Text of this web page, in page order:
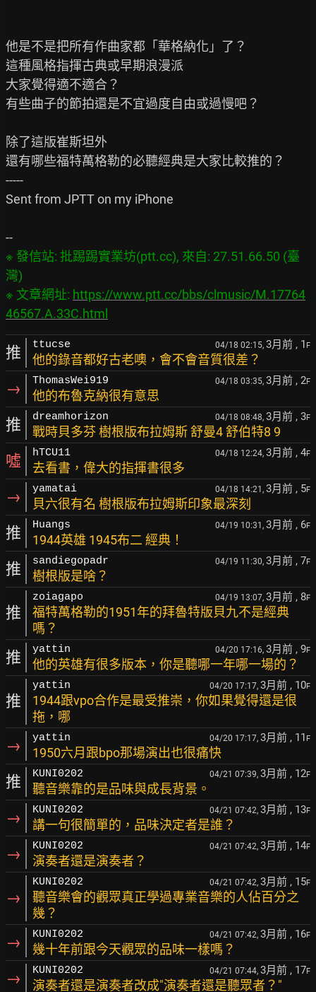
他是不是把所有作曲家都「華格納化」了？
這種風格指揮古典或早期浪漫派
大家覺得適不適合？
有些曲子的節拍還是不宜過度自由或過慢吧？
除了這版崔斯坦外
還有哪些福特萬格勒的必聽經典是大家比較推的？
-----
Sent from JPTT on my iPhone
※ 發信站: 批踢踢實業坊(ptt.cc), 來自: 27.51.66.50 (臺
灣)
※ 文章網址: https://www.ptt.cc/bbs/clmusic/M.17764
46567.A.33C.html
推 ttucse 04/18 02:15, 3月前 , 1 F
他的錄音都好古老噢，會不會音質很差？
→ ThomasWei919 04/18 03:35, 3月前 , 2F
他的布魯克納很有意思
推 dreamhorizon 04/18 08:48, 3月前 , 3F
戰時貝多芬 樹根版布拉姆斯 舒曼4 舒伯特8 9
噓 hTCU11 04/18 12:24, 3月前 , 4F
去看書，偉大的指揮書很多
→ yamatai 04/18 14:21, 3月前 , 5F
貝六很有名 樹根版布拉姆斯印象最深刻
推 Huangs 04/19 10:31, 3月前 , 6F
1944英雄 1945布二 經典！
推 sandiegopadr 04/19 11:30, 3月前 , 7F
樹根版是啥？
推
zoiagapo 04/19 13:07, 3月前 , 8F
福特萬格勒的1951年的拜魯特版貝九不是經典
嗎？
推 yattin 04/20 17:16, 3月前 , 9F
他的英雄有很多版本，你是聽哪一年哪一場的？
推
yattin 04/20 17:17, 3月前 , 10F
1944跟vpo合作是最受推崇，你如果覺得還是很
拖，哪
→ yattin 04/20 17:17, 3月前 , 11 F
1950六月跟bpo那場演出也很痛快
推 KUNI0202 04/21 07:39, 3月前 , 12F
聽音樂靠的是品味與成長背景。
→ KUNI0202 04/21 07:42, 3月前 , 13F
講一句很簡單的，品味決定者是誰？
→ KUNI0202 04/21 07:42, 3月前 , 14F
演奏者還是演奏者？
→
KUNI0202 04/21 07:42, 3月前 , 15F
聽音樂會的觀眾真正學過專業音樂的人佔百分之
幾？
→ KUNI0202 04/21 07:42, 3月前 , 16F
幾十年前跟今天觀眾的品味一樣嗎？
→ KUNI0202 04/21 07:44, 3月前 , 17F
演奏者還是演奏者改成"演奏者還是聽眾者？"